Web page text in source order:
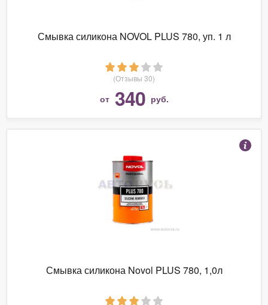
Смывка силикона NOVOL PLUS 780, уп. 1 л
(Отзывы 30)
от 340 руб.
Смывка силикона Novol PLUS 780, 1,0л